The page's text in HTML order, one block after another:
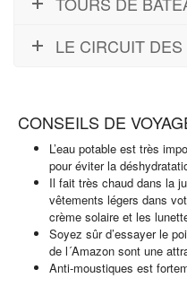
LE CIRCUIT
CONSEILS DE
L’eau potable est très
pour éviter la
Il fait très chaud dans la
vêtements légers dans
crème solaire et les
Soyez sûr d’essayer le
de l´Amazon sont une
Anti-moustiques est